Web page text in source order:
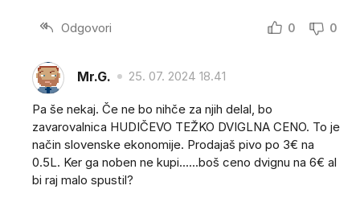
Odgovori 0 0
Mr.G. 25. 07. 2024 18.41
Pa še nekaj. Če ne bo nihče za njih delal, bo
zavarovalnica HUDIČEVO TEŽKO DVIGLNA CENO. To je
način slovenske ekonomije. Prodajaš pivo po 3€ na
0.5L. Ker ga noben ne kupi......boš ceno dvignu na 6€ al
bi raj malo spustil?